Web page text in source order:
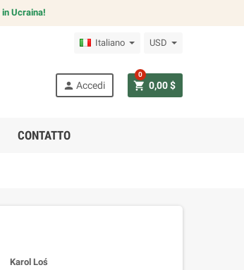
Ucraina!
Italiano USD
person Accedi shopping_cart 0,00 $
0
CONTATTO
Karol Loś